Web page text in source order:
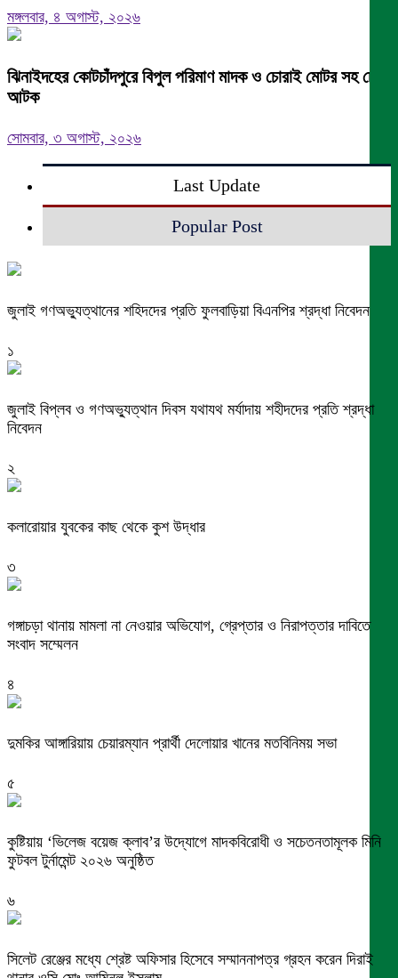
মঙ্গলবার, ৪ অগাস্ট, ২০২৬
ঝিনাইদহের কোটচাঁদপুরে বিপুল পরিমাণ মাদক ও চোরাই মোটর সহ চোর
আটক
সোমবার, ৩ অগাস্ট, ২০২৬
Last Update
Popular Post
জুলাই গণঅভ্যুত্থানের শহিদদের প্রতি ফুলবাড়িয়া বিএনপির শ্রদ্ধা নিবেদন
১
জুলাই বিপ্লব ও গণঅভ্যুত্থান দিবস যথাযথ মর্যাদায় শহীদদের প্রতি শ্রদ্ধা
নিবেদন
২
কলারোয়ার যুবকের কাছ থেকে কুশ উদ্ধার
৩
গঙ্গাচড়া থানায় মামলা না নেওয়ার অভিযোগ, গ্রেপ্তার ও নিরাপত্তার দাবিতে
সংবাদ সম্মেলন
৪
দুমকির আঙ্গারিয়ায় চেয়ারম্যান প্রার্থী দেলোয়ার খানের মতবিনিময় সভা
৫
কুষ্টিয়ায় ‘ভিলেজ বয়েজ ক্লাব’র উদ্যোগে মাদকবিরোধী ও সচেতনতামূলক মিনি
ফুটবল টুর্নামেন্ট ২০২৬ অনুষ্ঠিত
৬
সিলেট রেঞ্জের মধ্যে শ্রেষ্ট অফিসার হিসেবে সম্মাননাপত্র গ্রহন করেন দিরাই